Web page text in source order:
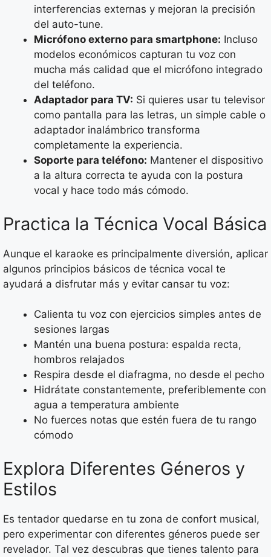
interferencias externas y mejoran la precisión
del auto-tune.
Micrófono externo para smartphone: Incluso
modelos económicos capturan tu voz con
mucha más calidad que el micrófono integrado
del teléfono.
Adaptador para TV: Si quieres usar tu televisor
como pantalla para las letras, un simple cable o
adaptador inalámbrico transforma
completamente la experiencia.
Soporte para teléfono: Mantener el dispositivo
a la altura correcta te ayuda con la postura
vocal y hace todo más cómodo.
Practica la Técnica Vocal Básica
Aunque el karaoke es principalmente diversión, aplicar
algunos principios básicos de técnica vocal te
ayudará a disfrutar más y evitar cansar tu voz:
Calienta tu voz con ejercicios simples antes de
sesiones largas
Mantén una buena postura: espalda recta,
hombros relajados
Respira desde el diafragma, no desde el pecho
Hidrátate constantemente, preferiblemente con
agua a temperatura ambiente
No fuerces notas que estén fuera de tu rango
cómodo
Explora Diferentes Géneros y
Estilos
Es tentador quedarse en tu zona de confort musical,
pero experimentar con diferentes géneros puede ser
revelador. Tal vez descubras que tienes talento para